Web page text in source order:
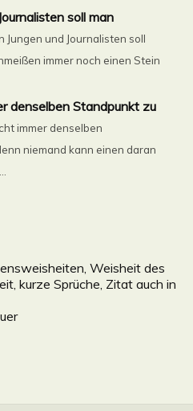
soll man
Jungen und Journalisten soll
immer noch einen Stein
denselben Standpunkt zu
immer denselben
niemand kann einen daran
Weisheit des
kurze Sprüche, Zitat auch in